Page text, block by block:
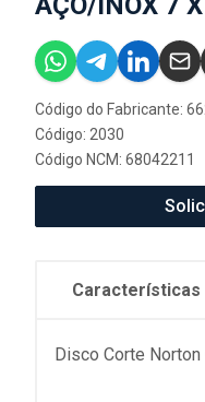
Código do Fabricante:
Código: 2030
Código NCM: 68042211
Características
Disco Corte